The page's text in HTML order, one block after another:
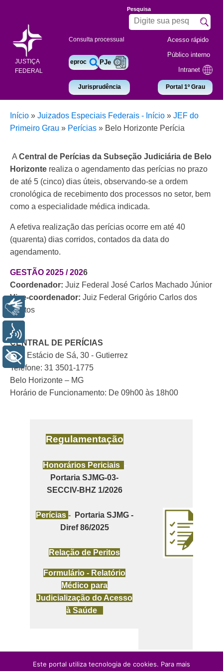
JUSTIÇA
FEDERAL
Consulta processual
eproc PJe
Jurisprudência
Pesquisa
Acesso rápido
Público interno
Intranet
Portal 1º Grau
Início » Juizados Especiais Federais - Início » JEF do
Primeiro Grau » Perícias » Belo Horizonte Perícia
A Central de Perícias da Subseção Judiciária de Belo
Horizonte realiza o agendamento das perícias no prazo
de até 5 (cinco) dias úteis, observando-se a ordem
cronológica de recebimento dos processos no setor, bem
como a especialidade médica indicada.
A efetiva realização das perícias ocorre em até 40
(quarenta) dias corridos, contados da data do
agendamento.
GESTÃO 2025 / 2026
Coordenador: Juiz Federal José Carlos Machado Júnior
Vice-coordenador: Juiz Federal Grigório Carlos dos
Santos
.
CENTRAL DE PERÍCIAS
Rua Estácio de Sá, 30 - Gutierrez
Telefone: 31 3501-1775
Belo Horizonte – MG
Horário de Funcionamento: De 09h00 às 18h00
Regulamentação
Honorários Periciais
Portaria SJMG-03-
SECCIV-BHZ 1/2026
Perícias -
Portaria SJMG -
Diref 86/2025
Relação de Peritos
Formulário - Relatório
Médico para
Judicialização do Acesso
à Saúde
Este portal utiliza tecnologia de cookies. Para mais
Libras
+ Acessibilidade